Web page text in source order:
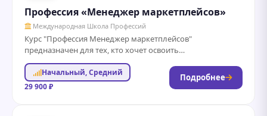
Профессия «Менеджер маркетплейсов»
Международная Школа Профессий
Курс "Профессия Менеджер маркетплейсов"
предназначен для тех, кто хочет освоить
востребованную профессию в сфере электронной
коммерции. Вы научитесь управлять продажами...
Начальный, Средний
29 900 ₽
Подробнее